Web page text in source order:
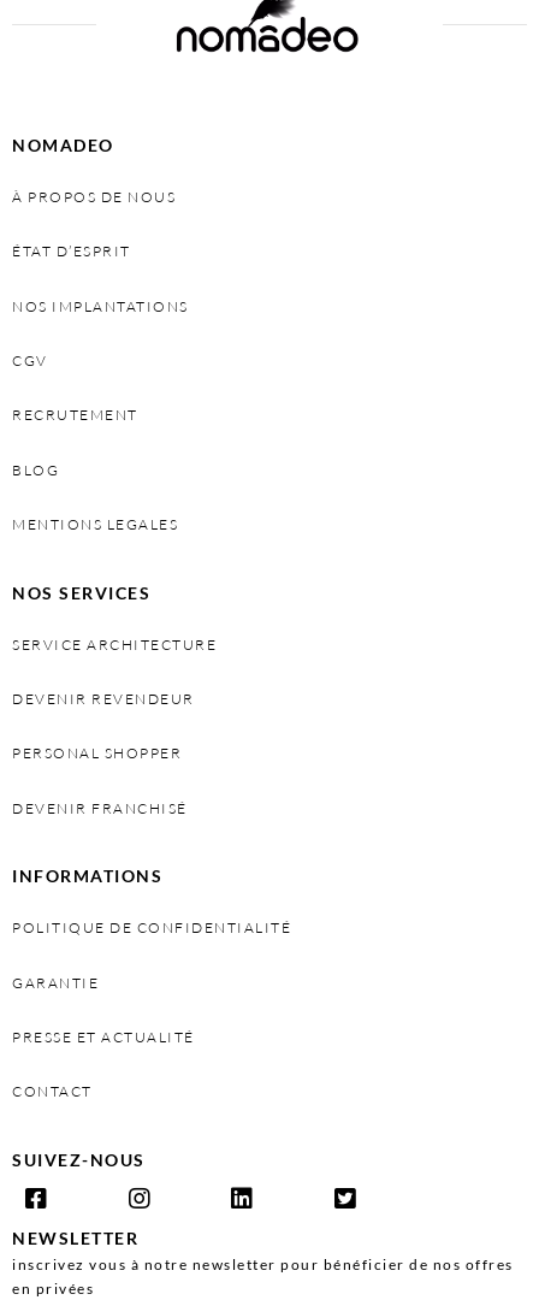
NOMADEO
À PROPOS DE NOUS
ÉTAT D’ESPRIT
NOS IMPLANTATIONS
CGV
RECRUTEMENT
BLOG
MENTIONS LEGALES
NOS SERVICES
SERVICE ARCHITECTURE
DEVENIR REVENDEUR
PERSONAL SHOPPER
DEVENIR FRANCHISÉ
INFORMATIONS
POLITIQUE DE CONFIDENTIALITÉ
GARANTIE
PRESSE ET ACTUALITÉ
CONTACT
SUIVEZ-NOUS
NEWSLETTER
inscrivez vous à notre newsletter pour bénéficier de nos offres
en privées